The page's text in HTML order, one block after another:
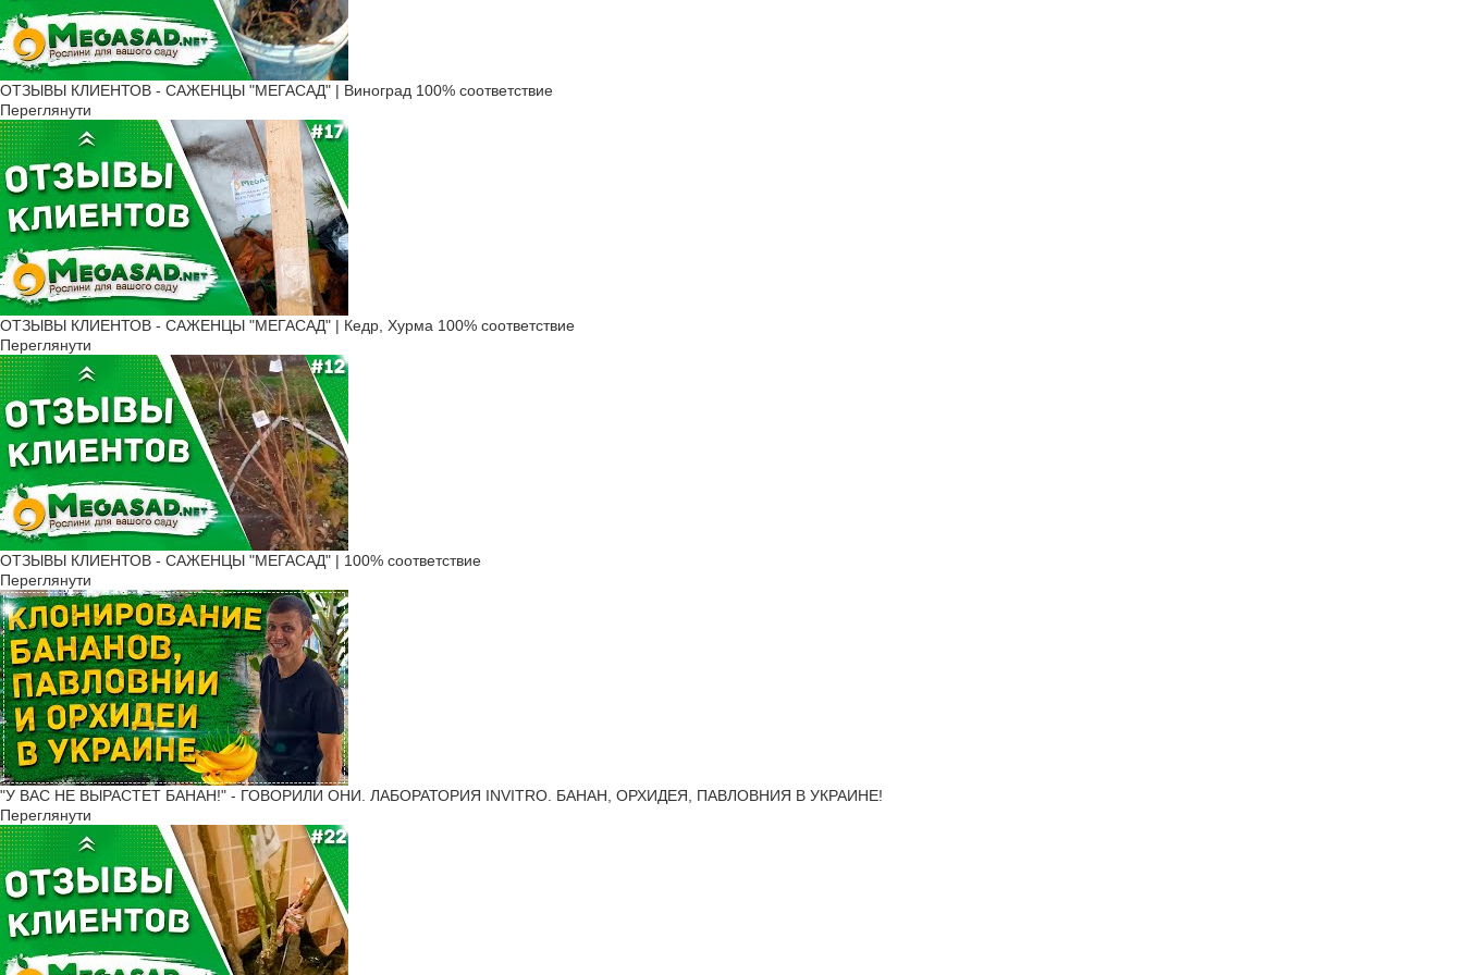
ОТЗЫВЫ КЛИЕНТОВ - САЖЕНЦЫ "МЕГАСАД" | Виноград 100% соответствие
Переглянути
ОТЗЫВЫ КЛИЕНТОВ - САЖЕНЦЫ "МЕГАСАД" | Кедр, Хурма 100% соответствие
Переглянути
ОТЗЫВЫ КЛИЕНТОВ - САЖЕНЦЫ "МЕГАСАД" | 100% соответствие
Переглянути
"У ВАС НЕ ВЫРАСТЕТ БАНАН!" - ГОВОРИЛИ ОНИ. ЛАБОРАТОРИЯ INVITRO. БАНАН, ОРХИДЕЯ, ПАВЛОВНИЯ В УКРАИНЕ!
Переглянути